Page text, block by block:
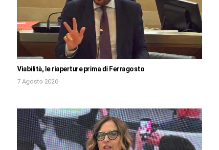
Viabilità, le riaperture prima di Ferragosto
7 Agosto 2026